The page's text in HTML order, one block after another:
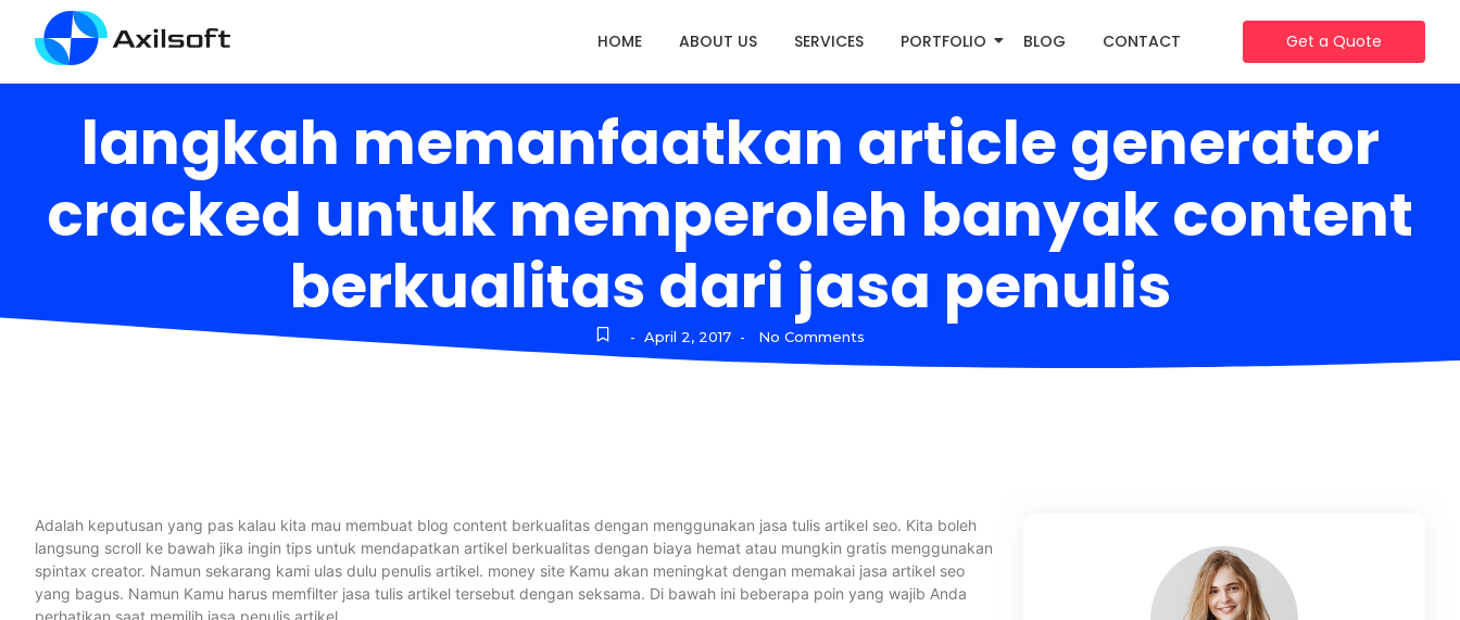
HOME ABOUT US SERVICES PORTFOLIO BLOG CONTACT Get a Quote
langkah memanfaatkan article generator
cracked untuk memperoleh banyak content
berkualitas dari jasa penulis
- April 2, 2017 - No Comments
Adalah keputusan yang pas kalau kita mau membuat blog content berkualitas dengan menggunakan jasa tulis artikel seo. Kita boleh
langsung scroll ke bawah jika ingin tips untuk mendapatkan artikel berkualitas dengan biaya hemat atau mungkin gratis menggunakan
spintax creator. Namun sekarang kami ulas dulu penulis artikel. money site Kamu akan meningkat dengan memakai jasa artikel seo
yang bagus. Namun Kamu harus memfilter jasa tulis artikel tersebut dengan seksama. Di bawah ini beberapa poin yang wajib Anda
perhatikan saat memilih jasa penulis artikel.